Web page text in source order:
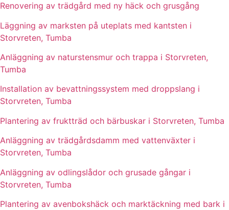
Renovering av trädgård med ny häck och grusgång
Läggning av marksten på uteplats med kantsten i
Storvreten, Tumba
Anläggning av naturstensmur och trappa i Storvreten,
Tumba
Installation av bevattningssystem med droppslang i
Storvreten, Tumba
Plantering av fruktträd och bärbuskar i Storvreten, Tumba
Anläggning av trädgårdsdamm med vattenväxter i
Storvreten, Tumba
Anläggning av odlingslådor och grusade gångar i
Storvreten, Tumba
Plantering av avenbokshäck och marktäckning med bark i